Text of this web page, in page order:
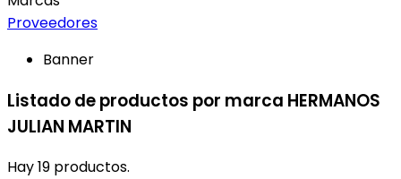
Proveedores
Banner
Listado de productos por marca HERMANOS
JULIAN MARTIN
Hay 19 productos.